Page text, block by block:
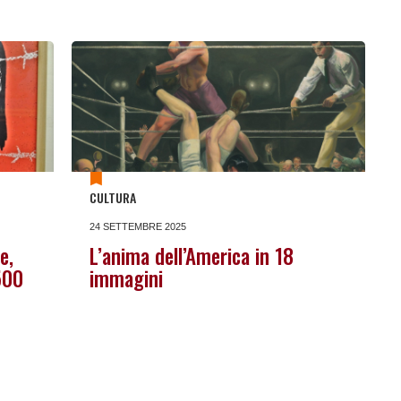
CULTURA
24 SETTEMBRE 2025
L’anima dell’America in 18
immagini